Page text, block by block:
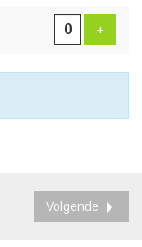
+
Volgende